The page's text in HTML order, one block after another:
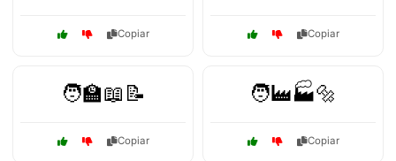
Copiar Copiar
🧑‍🏫📖📝
Copiar
🧑‍🏭🏭🔩
Copiar